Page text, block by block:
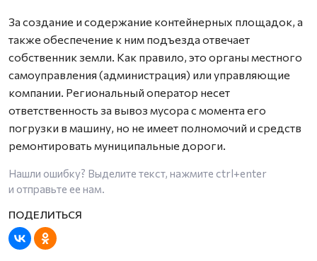
За создание и содержание контейнерных площадок, а
также обеспечение к ним подъезда отвечает
собственник земли. Как правило, это органы местного
самоуправления (администрация) или управляющие
компании. Региональный оператор несет
ответственность за вывоз мусора с момента его
погрузки в машину, но не имеет полномочий и средств
ремонтировать муниципальные дороги.
Нашли ошибку? Выделите текст, нажмите ctrl+enter
и отправьте ее нам.